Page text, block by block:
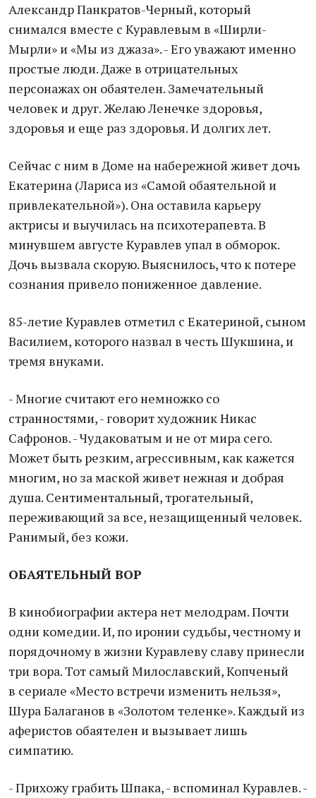
Александр Панкратов-Черный, который
снимался вместе с Куравлевым в «Ширли-
Мырли» и «Мы из джаза». - Его уважают именно
простые люди. Даже в отрицательных
персонажах он обаятелен. Замечательный
человек и друг. Желаю Ленечке здоровья,
здоровья и еще раз здоровья. И долгих лет.
Сейчас с ним в Доме на набережной живет дочь
Екатерина (Лариса из «Самой обаятельной и
привлекательной»). Она оставила карьеру
актрисы и выучилась на психотерапевта. В
минувшем августе Куравлев упал в обморок.
Дочь вызвала скорую. Выяснилось, что к потере
сознания привело пониженное давление.
85-летие Куравлев отметил с Екатериной, сыном
Василием, которого назвал в честь Шукшина, и
тремя внуками.
- Многие считают его немножко со
странностями, - говорит художник Никас
Сафронов. - Чудаковатым и не от мира сего.
Может быть резким, агрессивным, как кажется
многим, но за маской живет нежная и добрая
душа. Сентиментальный, трогательный,
переживающий за все, незащищенный человек.
Ранимый, без кожи.
ОБАЯТЕЛЬНЫЙ ВОР
В кинобиографии актера нет мелодрам. Почти
одни комедии. И, по иронии судьбы, честному и
порядочному в жизни Куравлеву славу принесли
три вора. Тот самый Милославский, Копченый
в сериале «Место встречи изменить нельзя»,
Шура Балаганов в «Золотом теленке». Каждый из
аферистов обаятелен и вызывает лишь
симпатию.
- Прихожу грабить Шпака, - вспоминал Куравлев. -